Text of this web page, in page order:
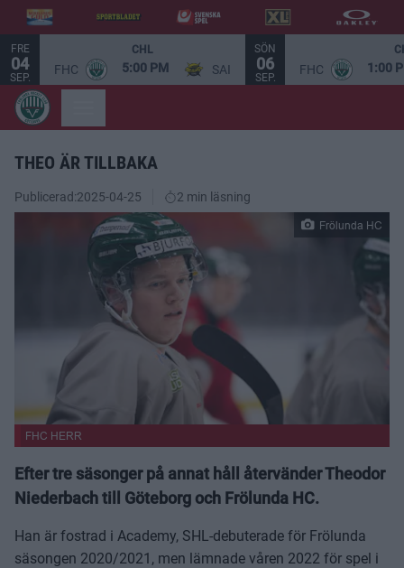
FRE
04
SEP.
CHL
FHC 5:00 PM SAI
SÖN
06
SEP.
FHC 1:00
THEO ÄR TILLBAKA
Publicerad:2025-04-25 2 min läsning
Frölunda HC
FHC HERR
Efter tre säsonger på annat håll återvänder Theodor
Niederbach till Göteborg och Frölunda HC.
Han är fostrad i Academy, SHL-debuterade för Frölunda
säsongen 2020/2021, men lämnade våren 2022 för spel i